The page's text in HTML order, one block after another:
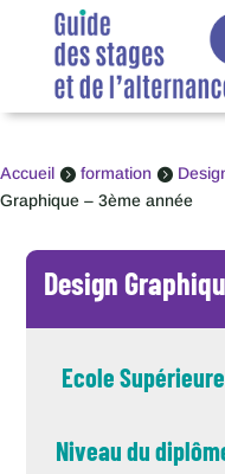
Accueil  formation 
Graphique – 3ème année
Design
Ecole
Niveau du
Panneau de gestion des